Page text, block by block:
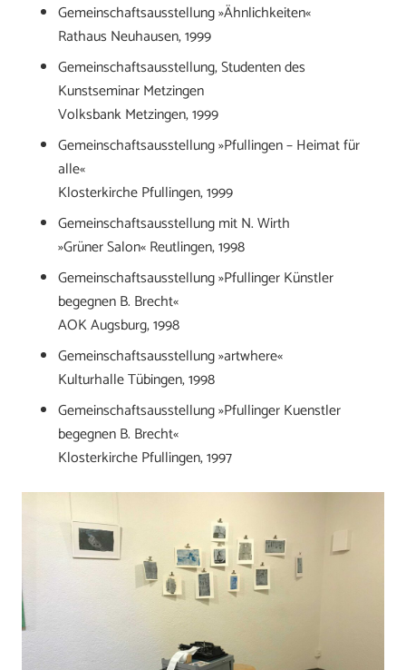
Gemeinschaftsausstellung »Ähnlichkeiten«
Rathaus Neuhausen, 1999
Gemeinschaftsausstellung, Studenten des
Kunstseminar Metzingen
Volksbank Metzingen, 1999
Gemeinschaftsausstellung »Pfullingen – Heimat für
alle«
Klosterkirche Pfullingen, 1999
Gemeinschaftsausstellung mit N. Wirth
»Grüner Salon« Reutlingen, 1998
Gemeinschaftsausstellung »Pfullinger Künstler
begegnen B. Brecht«
AOK Augsburg, 1998
Gemeinschaftsausstellung »artwhere«
Kulturhalle Tübingen, 1998
Gemeinschaftsausstellung »Pfullinger Kuenstler
begegnen B. Brecht«
Klosterkirche Pfullingen, 1997